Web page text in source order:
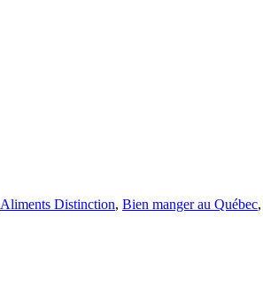
Aliments Distinction, Bien manger au Québec,